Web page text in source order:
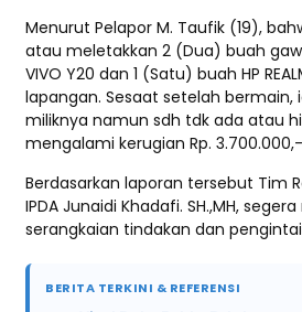
Menurut Pelapor M. Taufik (19),
atau meletakkan 2 (Dua) buah
VIVO Y20 dan 1 (Satu) buah HP
lapangan. Sesaat setelah
miliknya namun sdh tdk ada atau
mengalami kerugian Rp.
Berdasarkan laporan tersebut Tim
IPDA Junaidi Khadafi. SH.,MH,
serangkaian tindakan dan
BERITA TERKINI & REFERENSI